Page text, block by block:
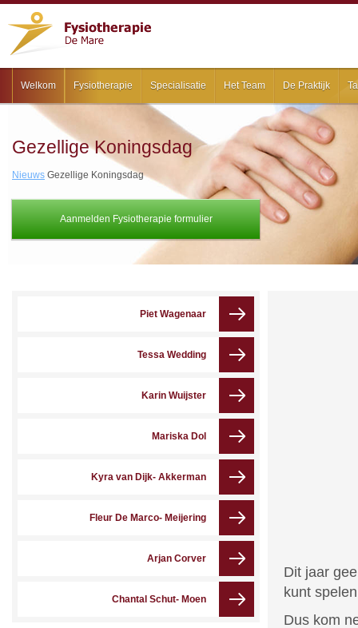
Welkom Fysiotherapie Specialisatie Het Team De Praktijk
Aanmelden Fysiotherapie formulier
Gezellige Koningsdag
Nieuws Gezellige Koningsdag
Piet Wagenaar
Tessa Wedding
Karin Wuijster
Mariska Dol
Kyra van Dijk- Akkerman
Fleur De Marco- Meijering
Arjan Corver
Chantal Schut- Moen
Dit jaar
kunt
Dus kom